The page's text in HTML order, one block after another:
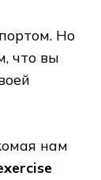
Но
что вы
нам